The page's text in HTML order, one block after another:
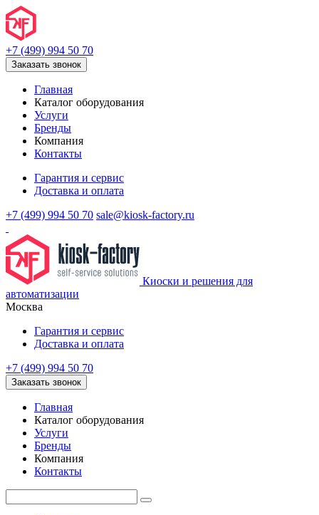
+7 (499) 994 50 70
Заказать звонок
Главная
Каталог оборудования
Услуги
Бренды
Компания
Контакты
Гарантия и сервис
Доставка и оплата
+7 (499) 994 50 70 sale@kiosk-factory.ru
Киоски и решения для
автоматизации
Москва
Гарантия и сервис
Доставка и оплата
+7 (499) 994 50 70
Заказать звонок
Главная
Каталог оборудования
Услуги
Бренды
Компания
Контакты